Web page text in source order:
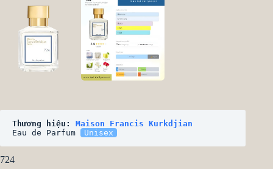
Thương hiệu: Maison Francis Kurkdjian
Eau de Parfum
Unisex
724